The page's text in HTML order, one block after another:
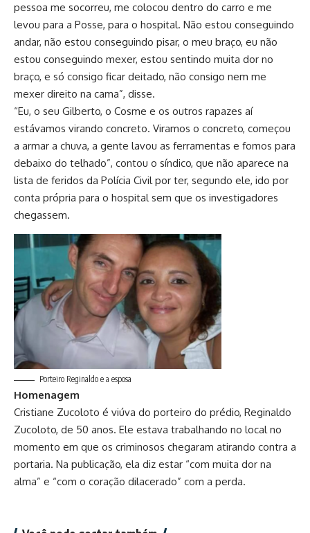
pessoa me socorreu, me colocou dentro do carro e me
levou para a Posse, para o hospital. Não estou conseguindo
andar, não estou conseguindo pisar, o meu braço, eu não
estou conseguindo mexer, estou sentindo muita dor no
braço, e só consigo ficar deitado, não consigo nem me
mexer direito na cama”, disse.
“Eu, o seu Gilberto, o Cosme e os outros rapazes aí
estávamos virando concreto. Viramos o concreto, começou
a armar a chuva, a gente lavou as ferramentas e fomos para
debaixo do telhado”, contou o síndico, que não aparece na
lista de feridos da Polícia Civil por ter, segundo ele, ido por
conta própria para o hospital sem que os investigadores
chegassem.
Porteiro Reginaldo e a esposa
Homenagem
Cristiane Zucoloto é viúva do porteiro do prédio, Reginaldo
Zucoloto, de 50 anos. Ele estava trabalhando no local no
momento em que os criminosos chegaram atirando contra a
portaria. Na publicação, ela diz estar “com muita dor na
alma” e “com o coração dilacerado” com a perda.